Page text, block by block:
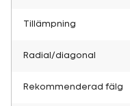
Tillämpning
Radial/diagonal
Rekommenderad fälg